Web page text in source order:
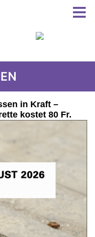
in Kraft –
kostet 80 Fr.